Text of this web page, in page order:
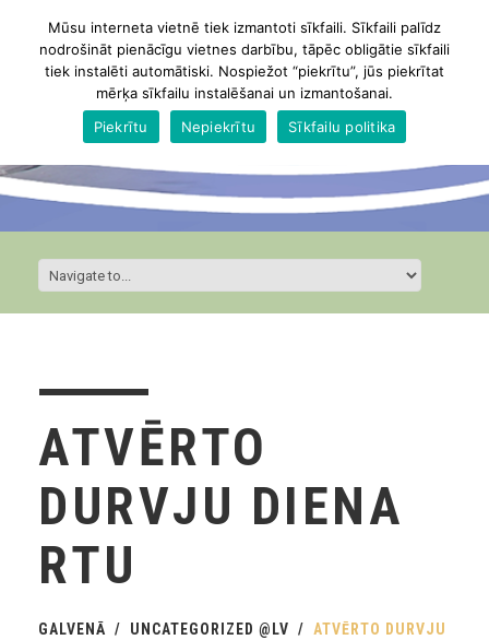
ATVĒRTO
DURVJU DIENA
RTU
GALVENĀ UNCATEGORIZED @LV
ATVĒRTO DURVJU
Mūsu interneta vietnē tiek izmantoti sīkfaili. Sīkfaili palīdz
nodrošināt pienācīgu vietnes darbību, tāpēc obligātie sīkfaili
tiek instalēti automātiski. Nospiežot “piekrītu”, jūs piekrītat
mērķa sīkfailu instalēšanai un izmantošanai.
Piekrītu
Nepiekrītu Sīkfailu politika